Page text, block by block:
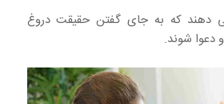
دهند که به جای گفتن حقیقت دروغ
دعوا شوند.